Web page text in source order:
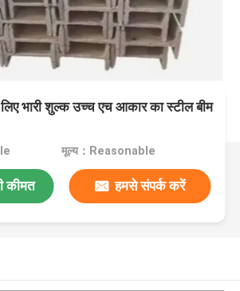
लिए भारी शुल्क उच्च एच आकार का स्टील बीम
मूल्य：Reasonable
कीमत हमसे संपर्क करें